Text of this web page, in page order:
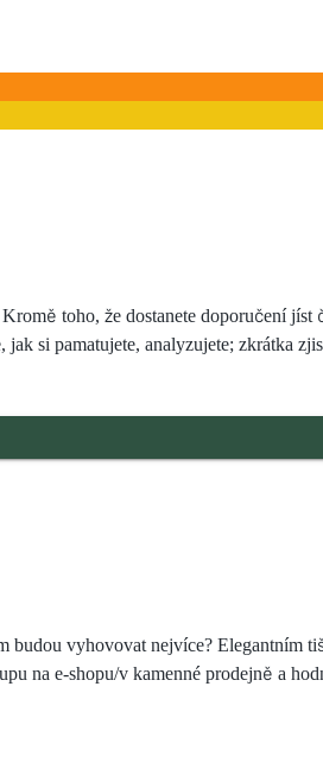
toho, že dostanete doporučení
si pamatujete, analyzujete; zkrátka
vyhovovat nejvíce? Elegantním
na e-shopu/v kamenné prodejně a